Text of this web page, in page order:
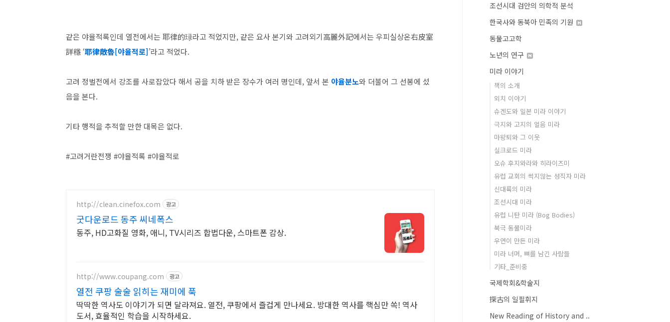
같은 야율적록인데 열전에서는 耶律的琭라고 적었지만, 같은 요사 본기와 고려외기高麗外記에서는 우피실상온右皮室
詳穩 ‘耶律敵魯[야율적로]’라고 적었다.
고려 정벌전에서 강조를 사로잡았다 해서 공을 치하 받은 장수가 여러 명인데, 앞서 본 야율분노와 더불어 그 선봉에 섰
음을 본다.
기타 행적을 추적할 만한 대목은 없다.
#고려거란전쟁 #야율적록 #야율적로
http://clean.cinefox.com 광고
굿다운로드 동주 씨네폭스
동주, HD고화질 영화, 애니, TV시리즈 합법다운, 스마트폰 감상.
http://www.coupang.com 광고
열전 쿠팡 술술 읽히는 재미에 푹
딱딱한 역사도 이야기가 되면 달라져요. 열전, 쿠팡에서 즐겁게 만나세요. 방대한 역사를 핵심만 쏙! 역사
도서, 효율적인 학습을 시작하세요.
조선시대 검안의 의학적 분석
한국사와 동북아 민족의 기원
동물고고학
노년의 연구
미라 이야기
책의 소개
외치 이야기
슈겐도와 일본 미라 이야기
극지와 고지의 얼음 미라
마왕퇴와 그 이웃
실크로드 미라
오슈 후지와라와 히라이즈미
유럽 교회의 썩지않는 성직자 미라
신대륙의 미라
조선시대 미라
유럽 니탄 미라 (Bog Bodies)
북극 동물미라
우연이 만든 미라
미라 너머, 뼈를 남긴 사람들
기타_준비중
국제학회&학술지
探古의 일필휘지
New Reading of History and ..